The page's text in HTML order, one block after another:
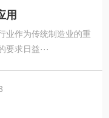
用
业作为传统制造业的重
求日益···